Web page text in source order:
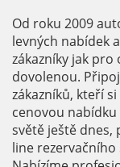
Od roku 2009
levných nabídek
zákazníky jak
dovolenou.
zákazníků, kteří
cenovou
světě ještě dnes,
line